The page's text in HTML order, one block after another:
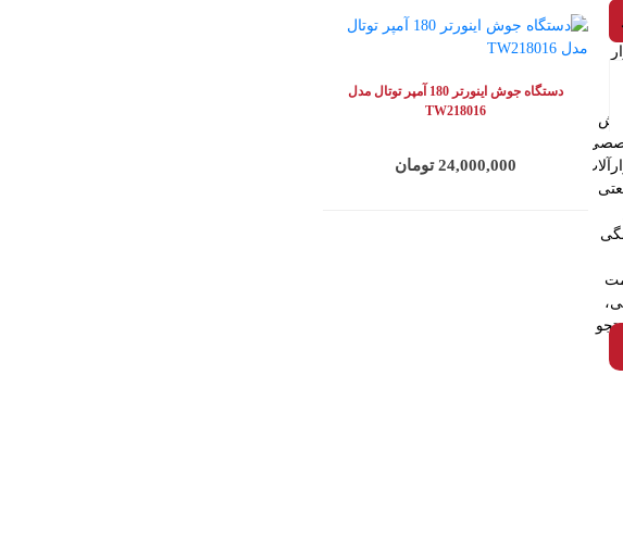
دستگاه جوش اینورتر 180 آمپر توتال مدل
TW218016
24,000,000 تومان